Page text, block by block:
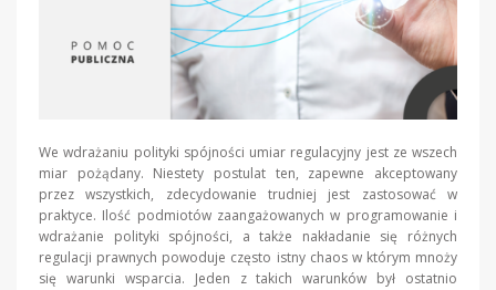
We wdrażaniu polityki spójności umiar regulacyjny jest ze wszech
miar pożądany. Niestety postulat ten, zapewne akceptowany
przez wszystkich, zdecydowanie trudniej jest zastosować w
praktyce. Ilość podmiotów zaangażowanych w programowanie i
wdrażanie polityki spójności, a także nakładanie się różnych
regulacji prawnych powoduje często istny chaos w którym mnoży
się warunki wsparcia. Jeden z takich warunków był ostatnio